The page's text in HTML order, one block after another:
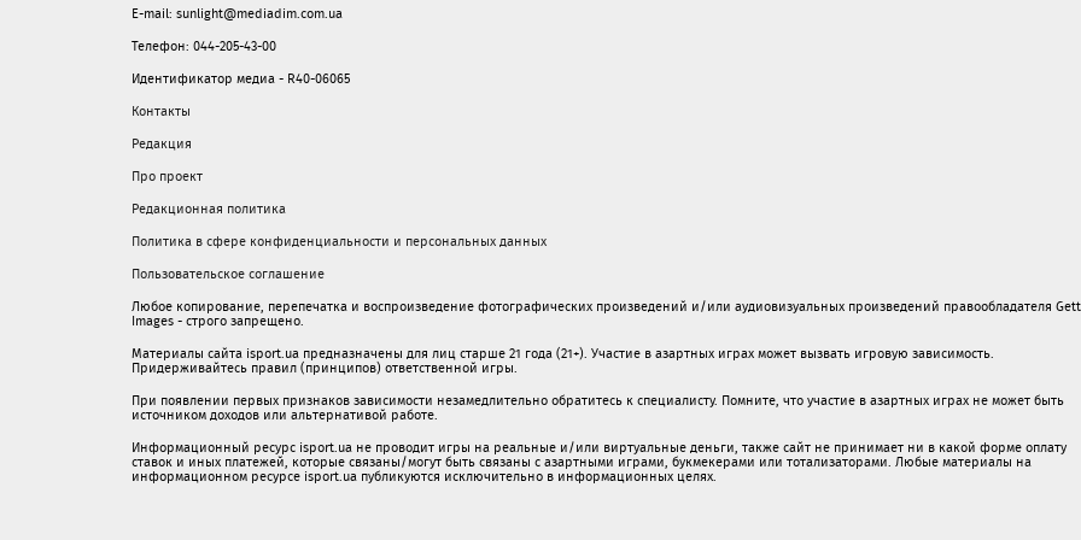
E-mail: sunlight@mediadim.com.ua
Телефон: 044-205-43-00
Идентификатор медиа - R40-06065
Контакты
Редакция
Про проект
Редакционная политика
Политика в сфере конфиденциальности и персональных данных
Пользовательское соглашение
Любое копирование, перепечатка и воспроизведение фотографических произведений и/или аудиовизуальных произведений правообладателя
Images - строго запрещено.
Материалы сайта isport.ua предназначены для лиц старше 21 года (21+). Участие в азартных играх может вызвать игровую зависимость.
Придерживайтесь правил (принципов) ответственной игры.
При появлении первых признаков зависимости незамедлительно обратитесь к специалисту. Помните, что участие в азартных играх не может быть
источником доходов или альтернативой работе.
Информационный ресурс isport.ua не проводит игры на реальные и/или виртуальные деньги, также сайт не принимает ни в какой форме oплaту
ставок и иных платежей, которые связаны/могут быть связаны c азартными игрaми, букмекерами или тотализаторами. Любые материалы на
информационном ресурсе isport.ua публикуютcя исключительно в информационных целях.